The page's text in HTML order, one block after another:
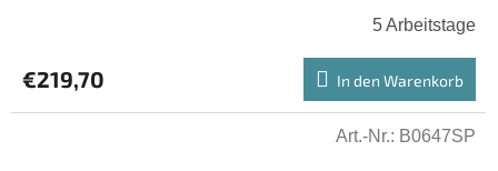
5 Arbeitstage
€219,70 In den Warenkorb
Art.-Nr.: B0647SP